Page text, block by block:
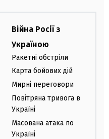
Війна Росії з
Україною
Ракетні обстріли
Карта бойових дій
Мирні переговори
Повітряна тривога в
Україні
Масована атака по
Україні